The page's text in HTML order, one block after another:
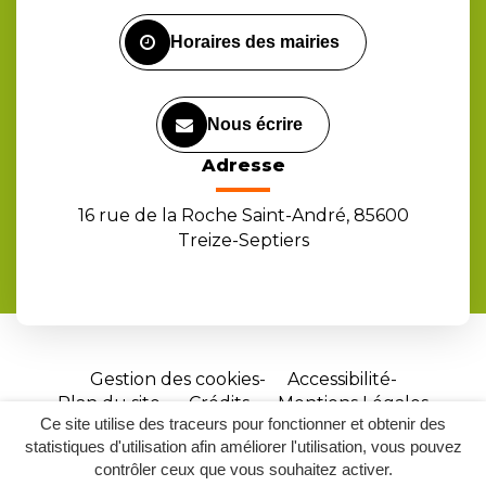
Ce site utilise des traceurs pour fonctionner et obtenir des
statistiques d'utilisation afin améliorer l'utilisation, vous pouvez
contrôler ceux que vous souhaitez activer.
Horaires des mairies
Nous écrire
Adresse
16 rue de la Roche Saint-André, 85600
Treize-Septiers
Gestion des cookies
Accessibilité
Plan du site
Crédits
Mentions Légales
Site
réalisé